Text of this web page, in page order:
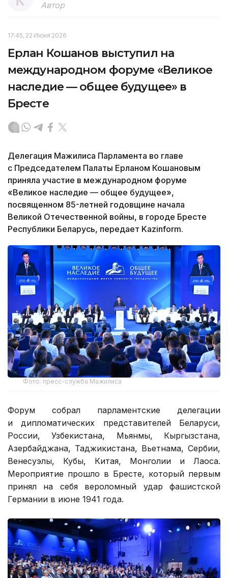
Автор
17:45, 22 Июня 2026
Ерлан Кошанов выступил на
международном форуме «Великое
наследие — общее будущее» в
Бресте
Делегация Мажилиса Парламента во главе
с Председателем Палаты Ерланом Кошановым
приняла участие в международном форуме
«Великое наследие — общее будущее»,
посвященном 85-летней годовщине начала
Великой Отечественной войны, в городе Бресте
Республики Беларусь, передает Kazinform.
Фото: пресс-служба Мажилиса
Форум собрал парламентские делегации
и дипломатических представителей Беларуси,
России, Узбекистана, Мьянмы, Кыргызстана,
Азербайджана, Таджикистана, Вьетнама, Сербии,
Венесуэлы, Кубы, Китая, Монголии и Лаоса.
Мероприятие прошло в Бресте, который первым
принял на себя вероломный удар фашистской
Германии в июне 1941 года.